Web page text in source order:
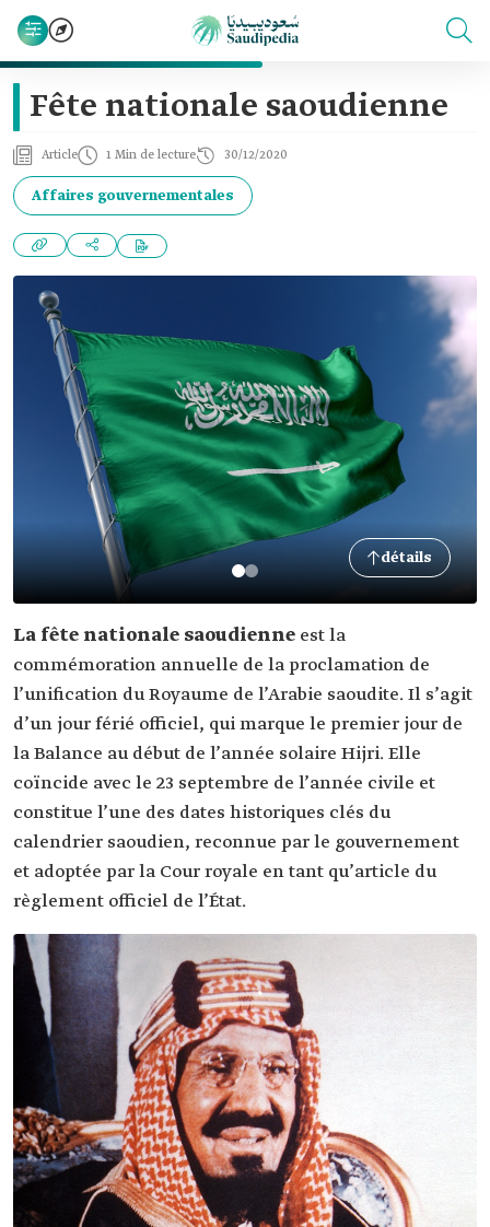
Fête nationale saoudienne
Article 1 Min de lecture 30/12/2020
Affaires gouvernementales
détails
La fête nationale saoudienne est la
commémoration annuelle de la proclamation de
l’unification du Royaume de l’Arabie saoudite. Il s’agit
d’un jour férié officiel, qui marque le premier jour de
la Balance au début de l’année solaire Hijri. Elle
coïncide avec le 23 septembre de l’année civile et
constitue l’une des dates historiques clés du
calendrier saoudien, reconnue par le gouvernement
et adoptée par la Cour royale en tant qu’article du
règlement officiel de l’État.